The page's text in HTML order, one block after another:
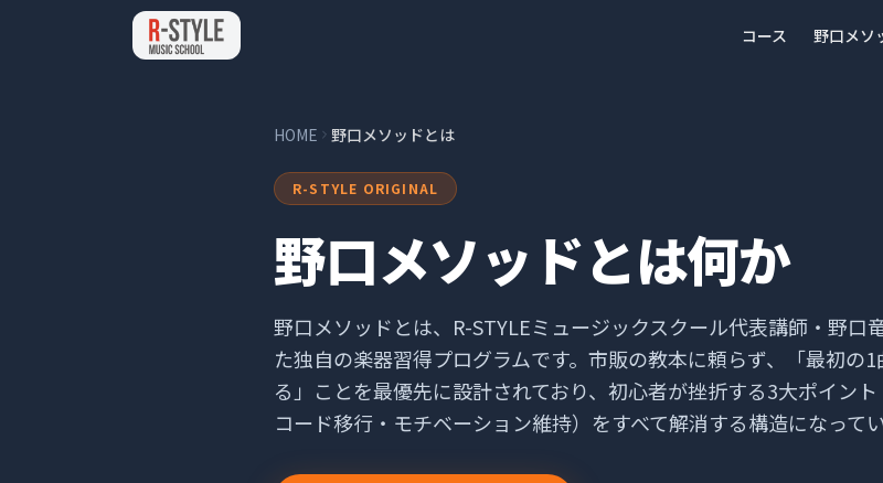
コース 野口メソ
HOME 野口メソッドとは
R-STYLE ORIGINAL
野口メソッドとは何か
野口メソッドとは、R-STYLEミュージックスクール代表講師・野口
た独自の楽器習得プログラムです。市販の教本に頼らず、「最初の
る」ことを最優先に設計されており、初心者が挫折する3大ポイント
コード移行・モチベーション維持）をすべて解消する構造になってい